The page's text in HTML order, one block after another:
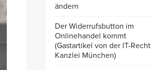
ändern
Der Widerrufsbutton im
Onlinehandel kommt
(Gastartikel von der IT-Recht
Kanzlei München)